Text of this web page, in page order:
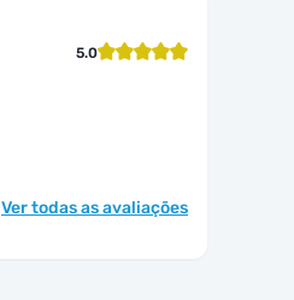
5.0
Ver todas as avaliações